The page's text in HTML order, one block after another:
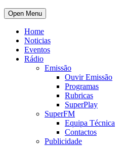
Open Menu
Home
Noticias
Eventos
Rádio
Emissão
Ouvir Emissão
Programas
Rubricas
SuperPlay
SuperFM
Equipa Técnica
Contactos
Publicidade